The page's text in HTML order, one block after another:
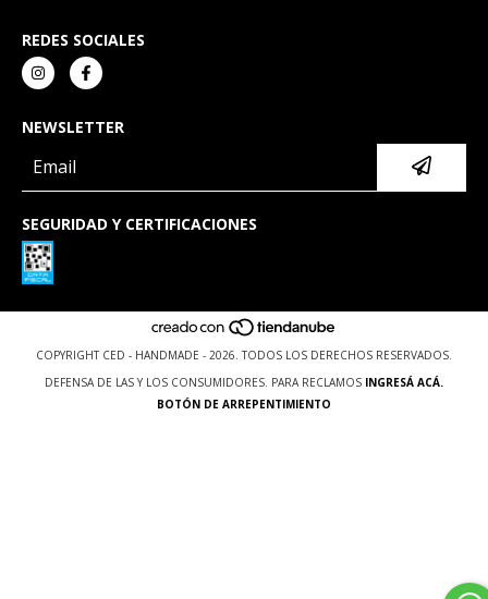
REDES SOCIALES
NEWSLETTER
SEGURIDAD Y CERTIFICACIONES
COPYRIGHT CED - HANDMADE - 2026. TODOS LOS DERECHOS RESERVADOS.
DEFENSA DE LAS Y LOS CONSUMIDORES. PARA RECLAMOS INGRESÁ ACÁ.
BOTÓN DE ARREPENTIMIENTO